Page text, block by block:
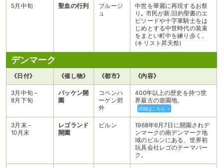
5月中旬 聖血の行列
ブルージ
ュ
中世を華麗に再現するお祭
り｡ 市民が新.旧約聖書のエ
ピソードや十字軍騎士をは
じめとする中世時代の装束
をまとい町中を練り歩く。
(キリスト昇天祭)
デンマーク
《日付》 《催し物》 《都市》 《内容》
3月中旬－
8月下旬
バッケン開
園
コペンハ
ーゲン郊
外
400年以上の歴史を持つ世
界最古の遊園地。
詳細はこちら >
3月末－
10月末
レゴランド
開園
ビルン
1968年6月7日に開園されデ
ンマークの南デンマーク地
域のビルンにある、世界初
玩具会社レゴのテーマパー
ク。